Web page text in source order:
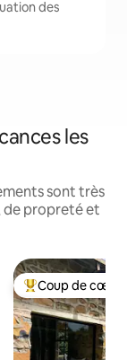
des
les
sont très
de propreté et
Coups de cœur
Coup de cœur